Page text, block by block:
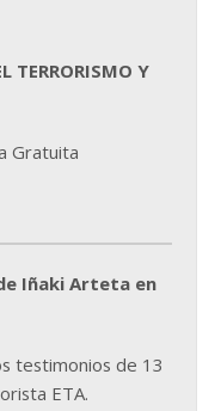
TERRORISMO Y
Gratuita
Iñaki Arteta en
testimonios de 13
ETA.